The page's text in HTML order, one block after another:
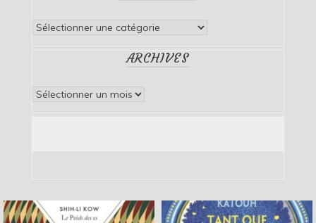
Catégories
ARCHIVES
Archives